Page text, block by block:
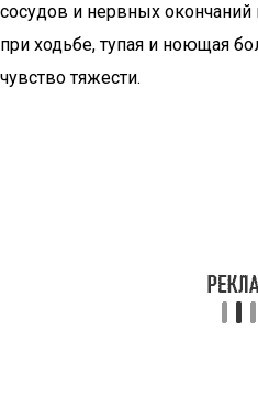
сосудов и нервных
при ходьбе, тупая и ноющая
чувство тяжести.